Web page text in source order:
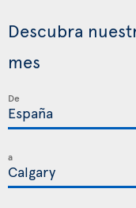
Descubra
mes
De
a